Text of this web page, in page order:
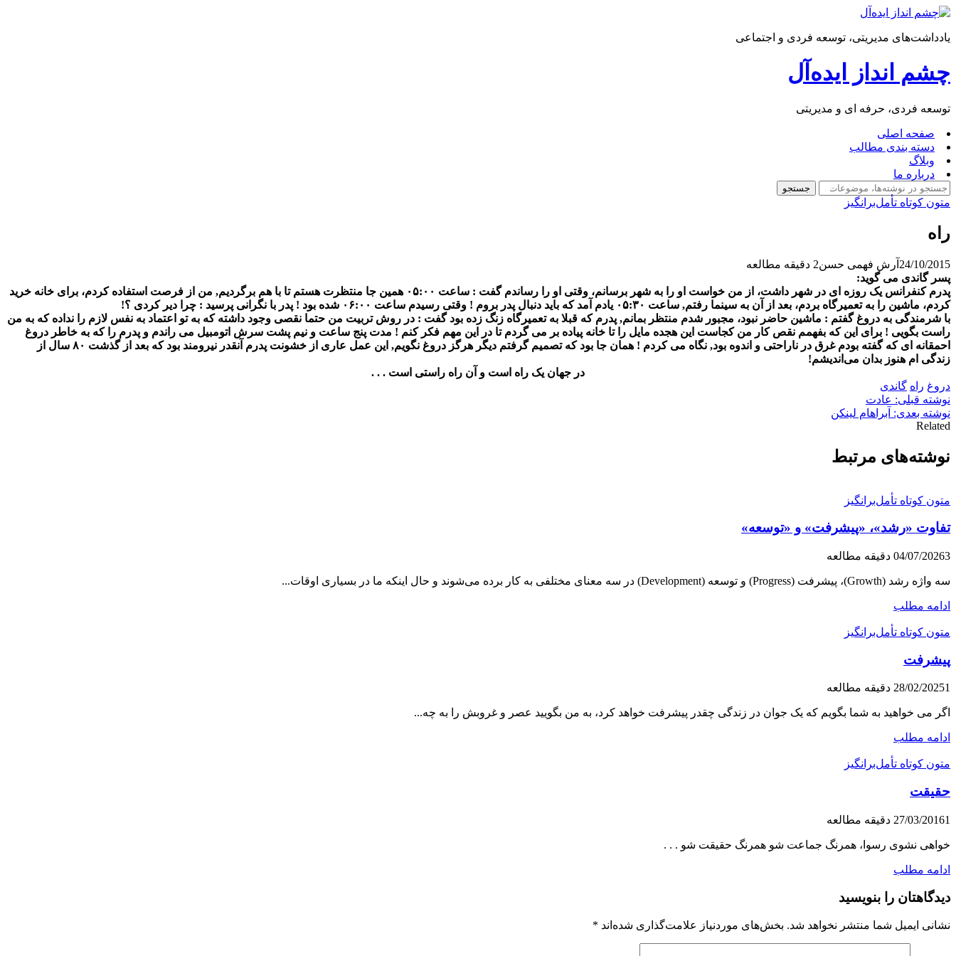
یادداشت‌های مدیریتی، توسعه فردی و اجتماعی
چشم انداز ایده‌آل
توسعه فردی، حرفه ای و مدیریتی
صفحه اصلی
دسته بندی مطالب
وبلاگ
درباره ما
جستجو
جستجو
متون کوتاه تأمل‌برانگیز
راه
24/10/2015 آرش فهمی حسن2 دقیقه مطالعه
ﭘﺴﺮ ﮔﺎﻧﺪﯼ ﻣﯽ ﮔﻮﯾﺪ:
ﭘﺪﺭﻡ ﮐﻨﻔﺮﺍﻧﺲ ﯾﮏ ﺭﻭﺯﻩ ﺍﯼ ﺩﺭ ﺷﻬﺮ ﺩﺍﺷﺖ، ﺍﺯ ﻣﻦ ﺧﻮﺍﺳﺖ ﺍﻭ ﺭﺍ ﺑﻪ ﺷﻬﺮ ﺑﺮﺳﺎﻧﻢ، ﻭﻗﺘﯽ ﺍﻭ ﺭﺍ ﺭﺳﺎﻧﺪﻡ ﮔﻔﺖ : ﺳﺎﻋﺖ ۰۵:۰۰ ﻫﻤﯿﻦ ﺟﺎ ﻣﻨﺘﻈﺮﺕ ﻫﺴﺘﻢ ﺗﺎ ﺑﺎ ﻫﻢ ﺑﺮﮔﺮﺩﯾﻢ, ﻣﻦ ﺍﺯ ﻓﺮﺻﺖ ﺍﺳﺘﻔﺎﺩﻩ ﮐﺮﺩﻡ، ﺑﺮﺍﯼ ﺧﺎﻧﻪ ﺧﺮﯾﺪ
ﮐﺮﺩﻡ، ﻣﺎﺷﯿﻦ ﺭﺍ ﺑﻪ ﺗﻌﻤﯿﺮﮔﺎﻩ ﺑﺮﺩﻡ، ﺑﻌﺪ ﺍﺯ ﺁﻥ ﺑﻪ ﺳﯿﻨﻤﺎ ﺭﻓﺘﻢ, ﺳﺎﻋﺖ ۰۵:۳۰ ﯾﺎﺩﻡ ﺁﻣﺪ ﮐﻪ ﺑﺎﯾﺪ ﺩﻧﺒﺎﻝ ﭘﺪﺭ ﺑﺮﻭﻡ ! ﻭﻗﺘﯽ ﺭﺳﯿﺪﻡ ﺳﺎﻋﺖ ۰۶:۰۰ ﺷﺪﻩ ﺑﻮﺩ ! ﭘﺪﺭ ﺑﺎ ﻧﮕﺮﺍﻧﯽ ﭘﺮﺳﯿﺪ : ﭼﺮﺍ ﺩﯾﺮ ﮐﺮﺩﯼ ؟!
ﺑﺎ ﺷﺮﻣﻨﺪﮔﯽ ﺑﻪ ﺩﺭﻭﻍ ﮔﻔﺘﻢ : ﻣﺎﺷﯿﻦ ﺣﺎﺿﺮ ﻧﺒﻮﺩ، ﻣﺠﺒﻮﺭ ﺷﺪﻡ ﻣﻨﺘﻈﺮ ﺑﻤﺎﻧﻢ, ﭘﺪﺭﻡ ﮐﻪ ﻗﺒﻼ ﺑﻪ ﺗﻌﻤﯿﺮﮔﺎﻩ ﺯﻧﮓ ﺯﺩﻩ ﺑﻮﺩ ﮔﻔﺖ : ﺩﺭ ﺭﻭﺵ ﺗﺮﺑﯿﺖ ﻣﻦ ﺣﺘﻤﺎ ﻧﻘﺼﯽ ﻭﺟﻮﺩ ﺩﺍﺷﺘﻪ ﮐﻪ ﺑﻪ ﺗﻮ ﺍﻋﺘﻤﺎﺩ ﺑﻪ ﻧﻔﺲ ﻻﺯﻡ ﺭﺍ ﻧﺪﺍﺩﻩ ﮐﻪ ﺑﻪ ﻣﻦ
ﺭﺍﺳﺖ ﺑﮕﻮﯾﯽ ! ﺑﺮﺍﯼ ﺍﯾﻦ ﮐﻪ ﺑﻔﻬﻤﻢ ﻧﻘﺺ ﮐﺎﺭ ﻣﻦ ﮐﺠﺎﺳﺖ ﺍﯾﻦ ﻫﺠﺪﻩ ﻣﺎﯾﻞ ﺭﺍ ﺗﺎ ﺧﺎﻧﻪ ﭘﯿﺎﺩﻩ ﺑﺮ ﻣﯽ ﮔﺮﺩﻡ ﺗﺎ ﺩﺭ ﺍﯾﻦ ﻣﻬﻢ ﻓﮑﺮ ﮐﻨﻢ ! ﻣﺪﺕ ﭘﻨﺞ ﺳﺎﻋﺖ ﻭ ﻧﯿﻢ ﭘﺸﺖ ﺳﺮﺵ ﺍﺗﻮمبیل ﻣﯽ ﺭﺍﻧﺪﻡ ﻭ ﭘﺪﺭﻡ ﺭﺍ ﮐﻪ ﺑﻪ ﺧﺎﻃﺮ ﺩﺭﻭﻍ
ﺍﺣﻤﻘﺎﻧﻪ ﺍﯼ ﮐﻪ ﮔﻔﺘﻪ ﺑﻮﺩﻡ ﻏﺮﻕ ﺩﺭ ﻧﺎﺭﺍﺣﺘﯽ ﻭ ﺍﻧﺪﻭﻩ ﺑﻮﺩ, ﻧﮕﺎﻩ ﻣﯽ ﮐﺮﺩﻡ ! ﻫﻤﺎﻥ ﺟﺎ ﺑﻮﺩ ﮐﻪ ﺗﺼﻤﯿﻢ ﮔﺮﻓﺘﻢ ﺩﯾﮕﺮ ﻫﺮﮔﺰ ﺩﺭﻭﻍ ﻧﮕﻮﯾﻢ, ﺍﯾﻦ ﻋﻤﻞ ﻋﺎﺭﯼ ﺍﺯ ﺧﺸﻮﻧﺖ ﭘﺪﺭﻡ ﺁﻧﻘﺪﺭ ﻧﯿﺮﻭﻣﻨﺪ ﺑﻮﺩ ﮐﻪ ﺑﻌﺪ ﺍﺯ ﮔﺬﺷﺖ ۸۰ ﺳﺎﻝ ﺍﺯ
ﺯﻧﺪﮔﯽ ﺍﻡ ﻫﻨﻮﺯ ﺑﺪﺍﻥ ﻣﯽﺍﻧﺪﯾﺸﻢ!
ﺩﺭ ﺟﻬﺎﻥ ﯾﮏ ﺭﺍﻩ ﺍﺳﺖ ﻭ آﻥ ﺭﺍﻩ ﺭﺍستی است . . .
دروغ راه گاندی
راهبری
نوشته
نوشته قبلی: عادت
نوشته بعدی: آبراهام لینکن
Related
نوشته‌های مرتبط
متون کوتاه تأمل‌برانگیز
تفاوت «رشد»، «پیشرفت» و «توسعه»
04/07/20263 دقیقه مطالعه
سه واژه رشد (Growth)، پیشرفت (Progress) و توسعه (Development) در سه معنای مختلفی به کار برده می‌شوند و حال اینکه ما در بسیاری اوقات...
ادامه مطلب
متون کوتاه تأمل‌برانگیز
پیشرفت
28/02/20251 دقیقه مطالعه
اگر می خواهید به شما بگویم که یک جوان در زندگی چقدر پیشرفت خواهد کرد، به من بگویید عصر و غروبش را به چه...
ادامه مطلب
متون کوتاه تأمل‌برانگیز
حقیقت
27/03/20161 دقیقه مطالعه
خواهی نشوی رسوا، همرنگ جماعت شو همرنگ حقیقت شو . . .
ادامه مطلب
دیدگاهتان را بنویسید
نشانی ایمیل شما منتشر نخواهد شد. بخش‌های موردنیاز علامت‌گذاری شده‌اند *